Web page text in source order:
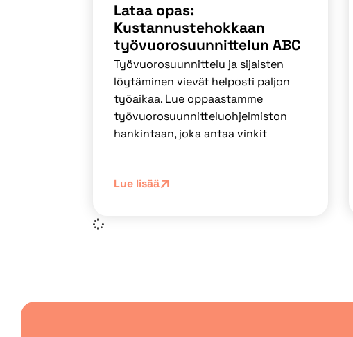
Lataa opas:
Kustannustehokkaan
työvuorosuunnittelun ABC
Työvuorosuunnittelu ja sijaisten
löytäminen vievät helposti paljon
työaikaa. Lue oppaastamme
työvuorosuunnitteluohjelmiston
hankintaan, joka antaa vinkit
Lue lisää